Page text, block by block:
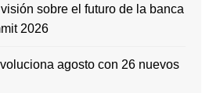
sobre el futuro de la banca
2026
agosto con 26 nuevos